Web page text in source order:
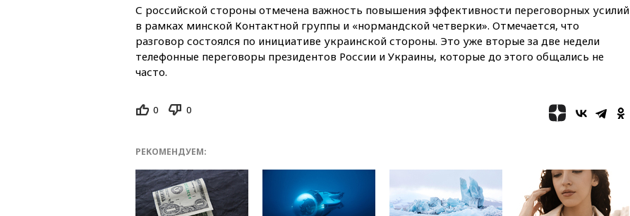
председателя Верховного
суда на пост президента
Венгрии
16:50 Politico: «Газовая
Беспилотник взорвался
вблизи газопровода в
мирный житель
14:54
В Аргентине умер отец
футболиста Лионеля Месси
С российской стороны отмечена важность повышения эффективности переговорных усилий
в рамках минской Контактной группы и «нормандской четверки». Отмечается, что
разговор состоялся по инициативе украинской стороны. Это уже вторые за две недели
телефонные переговоры президентов России и Украины, которые до этого общались не
часто.
0 0
РЕКОМЕНДУЕМ: